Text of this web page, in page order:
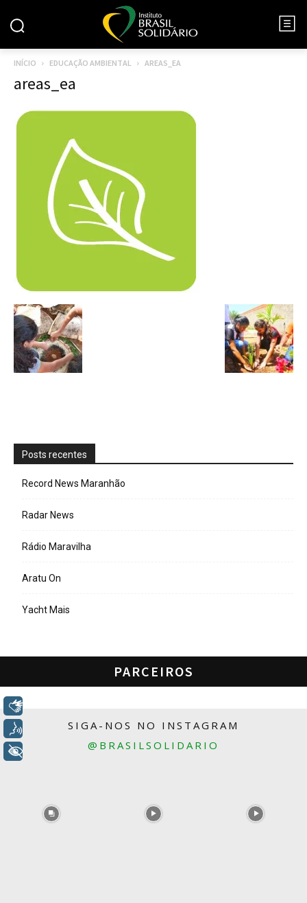
INÍCIO EDUCAÇÃO AMBIENTAL AREAS_EA
areas_ea
Posts recentes
Record News Maranhão
Radar News
Rádio Maravilha
Aratu On
Yacht Mais
PARCEIROS
SIGA-NOS NO INSTAGRAM
@BRASILSOLIDARIO
+ Acessibilidade